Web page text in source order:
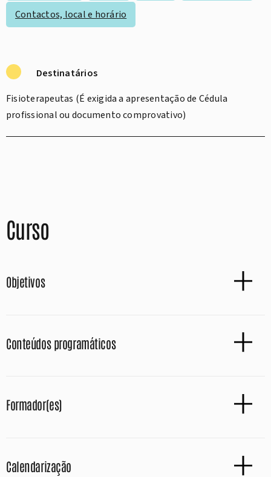
Contactos, local e horário
Destinatários
Fisioterapeutas (É exigida a apresentação de Cédula
profissional ou documento comprovativo)
Curso
Objetivos
Conteúdos programáticos
Formador(es)
Calendarização